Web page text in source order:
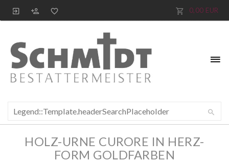
0,00 EUR
HOLZ-URNE CURORE IN HERZ-
FORM GOLDFARBEN